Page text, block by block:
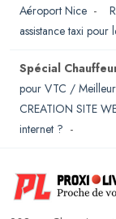
Aéroport Nice -
assistance taxi pour
Spécial
pour VTC /
CREATION SITE
internet ? -